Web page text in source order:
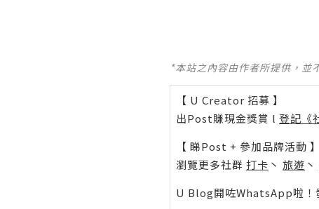
*本站之內容由作者所提供，並
【 U Creator 招募 】
出Post賺現金獎賞 l 登記《
【 睇Post + 參加品牌活動 】
瀏覽更多社群 打卡 丶 旅遊 丶
U Blog開咗WhatsApp啦！